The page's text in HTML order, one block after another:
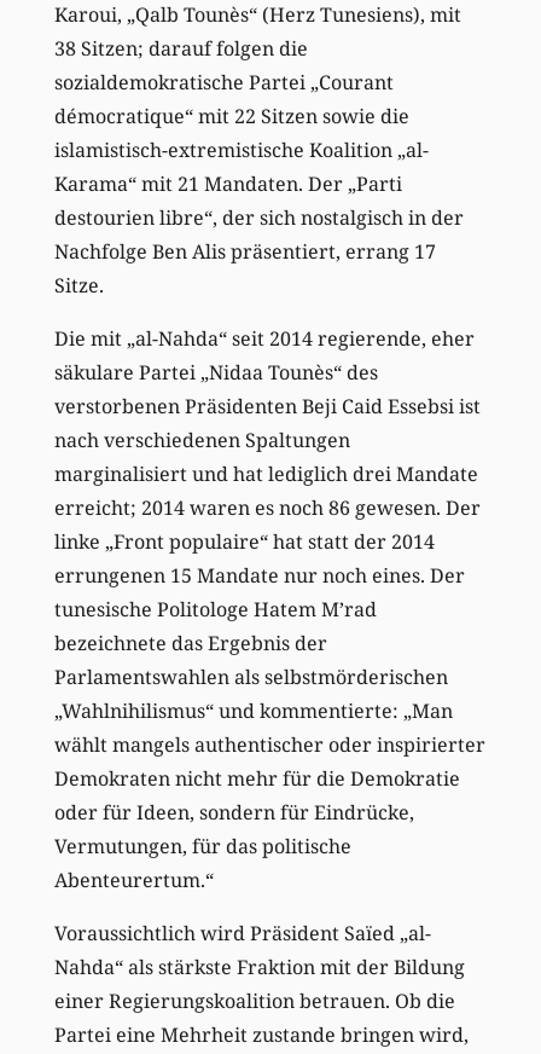
Karoui, „Qalb Tounès“ (Herz Tunesiens), mit
38 Sitzen; darauf folgen die
sozialdemokratische Partei „Courant
démocratique“ mit 22 Sitzen sowie die
islamistisch-extremistische Koalition „al-
Karama“ mit 21 Mandaten. Der „Parti
destourien libre“, der sich nostalgisch in der
Nachfolge Ben Alis präsentiert, errang 17
Sitze.
Die mit „al-Nahda“ seit 2014 regierende, eher
säkulare Partei „Nidaa Tounès“ des
verstorbenen Präsidenten Beji Caid Essebsi ist
nach verschiedenen Spaltungen
marginalisiert und hat lediglich drei Mandate
erreicht; 2014 waren es noch 86 gewesen. Der
linke „Front populaire“ hat statt der 2014
errungenen 15 Mandate nur noch eines. Der
tunesische Politologe Hatem M’rad
bezeichnete das Ergebnis der
Parlamentswahlen als selbstmörderischen
„Wahlnihilismus“ und kommentierte: „Man
wählt mangels authentischer oder inspirierter
Demokraten nicht mehr für die Demokratie
oder für Ideen, sondern für Eindrücke,
Vermutungen, für das politische
Abenteurertum.“
Voraussichtlich wird Präsident Saïed „al-
Nahda“ als stärkste Fraktion mit der Bildung
einer Regierungskoalition betrauen. Ob die
Partei eine Mehrheit zustande bringen wird,